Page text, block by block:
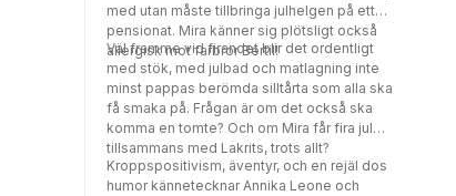
med utan måste tillbringa julhelgen på ett
pensionat. Mira känner sig plötsligt också
allergisk mot farbror Bertil!
Väl framme vid firandet blir det ordentligt
med stök, med julbad och matlagning inte
minst pappas berömda silltårta som alla ska
få smaka på. Frågan är om det också ska
komma en tomte? Och om Mira får fira jul
tillsammans med Lakrits, trots allt?
Kroppspositivism, äventyr, och en rejäl dos
humor kännetecknar Annika Leone och